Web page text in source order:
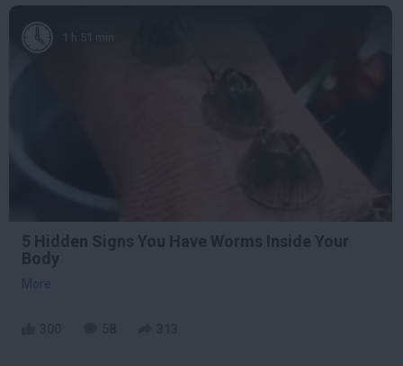
1 h 51 min
5 Hidden Signs You Have Worms Inside Your
Body
More